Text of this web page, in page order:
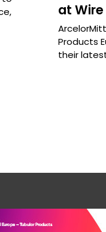
at Wire
Products
their
Sie unsere